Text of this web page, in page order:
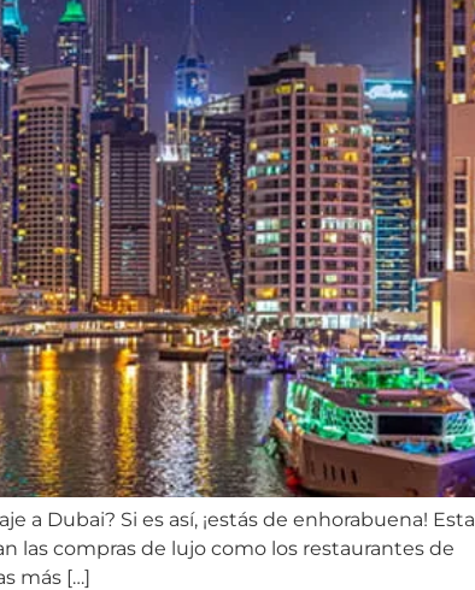
a Dubai? Si es así, ¡estás de enhorabuena! Esta
las compras de lujo como los restaurantes de
más […]